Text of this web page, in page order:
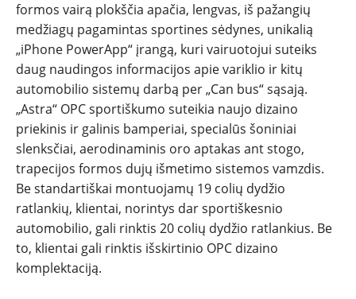
formos vairą plokščia apačia, lengvas, iš pažangių
medžiagų pagamintas sportines sėdynes, unikalią
„iPhone PowerApp“ įrangą, kuri vairuotojui suteiks
daug naudingos informacijos apie variklio ir kitų
automobilio sistemų darbą per „Can bus“ sąsają.
„Astra“ OPC sportiškumo suteikia naujo dizaino
priekinis ir galinis bamperiai, specialūs šoniniai
slenksčiai, aerodinaminis oro aptakas ant stogo,
trapecijos formos dujų išmetimo sistemos vamzdis.
Be standartiškai montuojamų 19 colių dydžio
ratlankių, klientai, norintys dar sportiškesnio
automobilio, gali rinktis 20 colių dydžio ratlankius. Be
to, klientai gali rinktis išskirtinio OPC dizaino
komplektaciją.